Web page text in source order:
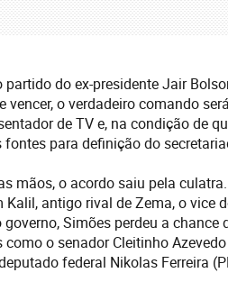
do ex-presidente Jair
vencer, o verdadeiro comando
de TV e, na condição de
para definição do
mãos, o acordo saiu pela
antigo rival de Zema, o vice
Simões perdeu a chance
o senador Cleitinho Azevedo
federal Nikolas Ferreira